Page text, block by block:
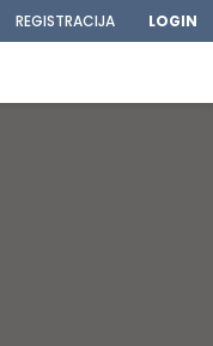
REGISTRACIJA LOGIN